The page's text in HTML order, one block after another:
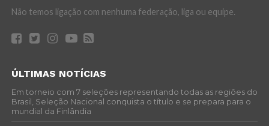
Não temos ligação com nenhuma federação, liga ou equipe.
ÚLTIMAS NOTÍCIAS
Em torneio com 7 seleções representando todas as regiões do
Brasil, Seleção Nacional conquista o título e se prepara para o
mundial da Finlândia